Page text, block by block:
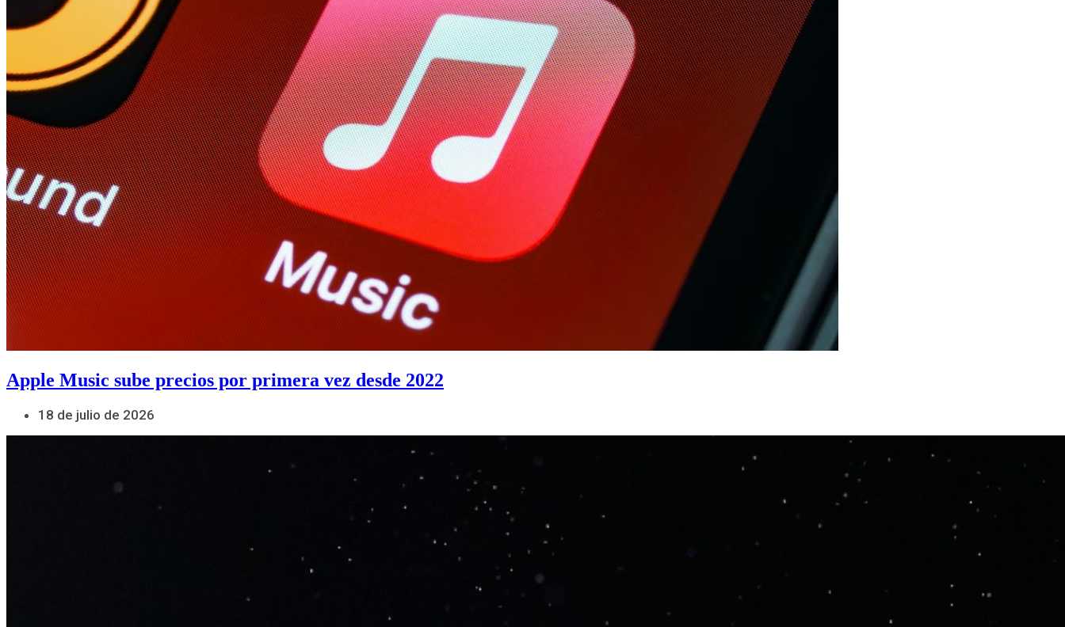
Apple Music sube precios por primera vez desde 2022
18 de julio de 2026